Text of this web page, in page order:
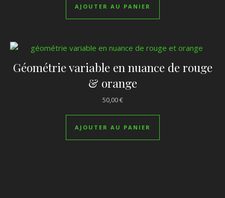
AJOUTER AU PANIER
Géométrie variable en nuance de rouge
& orange
50,00€
AJOUTER AU PANIER